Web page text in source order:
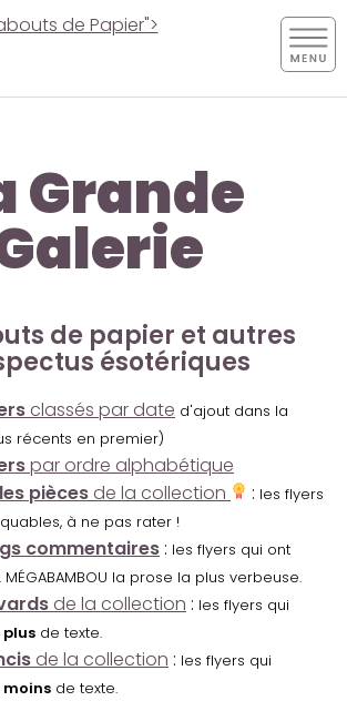
de Papier">
Grande
de papier et autres
ésotériques
classés par date d'ajout dans la
récents en premier)
par ordre alphabétique
pièces de la collection : les flyers
à ne pas rater !
commentaires : les flyers qui ont
la prose la plus verbeuse.
de la collection : les flyers qui
plus de texte.
de la collection : les flyers qui
moins de texte.